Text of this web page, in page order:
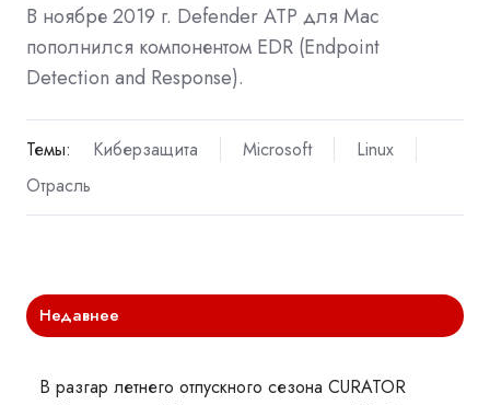
В ноябре 2019 г. Defender ATP для Mac
пополнился компонентом EDR (Endpoint
Detection and Response).
Темы: Киберзащита Microsoft
Linux
Отрасль
Недавнее
В разгар летнего отпускного сезона CURATOR